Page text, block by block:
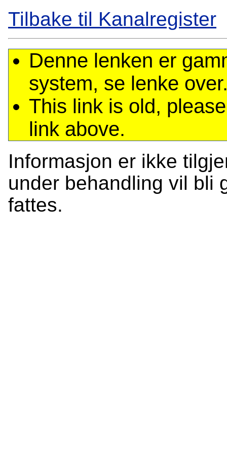
Tilbake til Kanalregister
Denne lenken er
system, se lenke
This link is old,
link above.
Informasjon er ikke
under behandling vil bli
fattes.